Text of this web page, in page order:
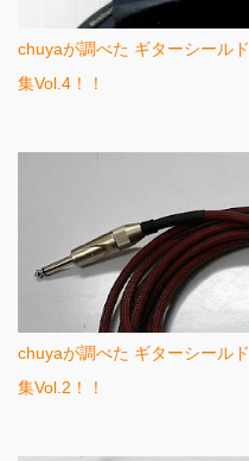
chuyaが調べた ギターシール
集Vol.4！！
chuyaが調べた ギターシール
集Vol.2！！